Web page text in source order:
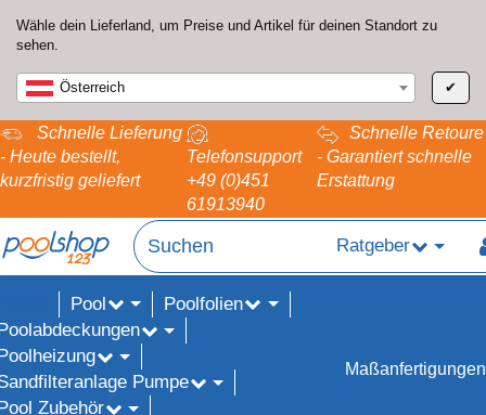
Wähle dein Lieferland, um Preise und Artikel für deinen Standort zu
sehen.
Österreich ✔
Schnelle Lieferung
- Heute bestellt,
kurzfristig geliefert
Telefonsupport
+49 (0)451
61913940
Schnelle Retoure
- Garantiert schnelle
Erstattung
Ratgeber
Pool
Poolfolien
Pumpe
Zubehör
Maßanfertigungen